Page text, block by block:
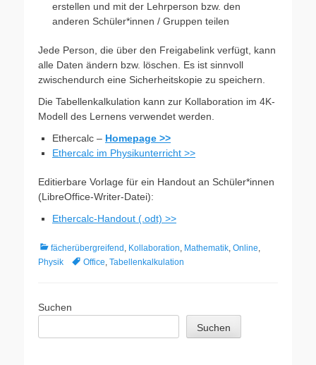
erstellen und mit der Lehrperson bzw. den
anderen Schüler*innen / Gruppen teilen
Jede Person, die über den Freigabelink verfügt, kann
alle Daten ändern bzw. löschen. Es ist sinnvoll
zwischendurch eine Sicherheitskopie zu speichern.
Die Tabellenkalkulation kann zur Kollaboration im 4K-
Modell des Lernens verwendet werden.
Ethercalc – Homepage >>
Ethercalc im Physikunterricht >>
Editierbare Vorlage für ein Handout an Schüler*innen
(LibreOffice-Writer-Datei):
Ethercalc-Handout (.odt) >>
Kategorien
fächerübergreifend , Kollaboration, Mathematik, Online,
Physik
Schlagworte
Office, Tabellenkalkulation
Suchen
Suchen